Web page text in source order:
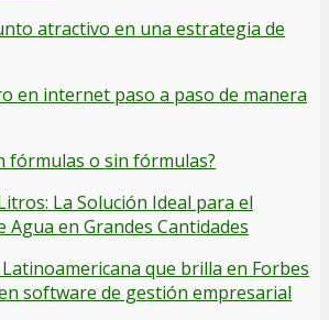
atractivo en una estrategia de
en internet paso a paso de manera
fórmulas o sin fórmulas?
La Solución Ideal para el
Agua en Grandes Cantidades
que brilla en Forbes
software de gestión empresarial